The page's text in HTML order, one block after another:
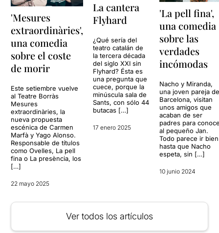
'Mesures
extraordinàries',
una comedia
sobre el coste
de morir
Este setiembre vuelve
al Teatre Borràs
Mesures
extraordinàries, la
nueva propuesta
escénica de Carmen
Marfà y Yago Alonso.
Responsable de títulos
como Ovelles, La pell
fina o La presència, los
[…]
22 mayo 2025
La cantera
Flyhard
¿Qué sería del
teatro catalán de
la tercera década
del siglo XXI sin
Flyhard? Ésta es
una pregunta que
cuece, porque la
minúscula sala de
Sants, con sólo 44
butacas […]
17 enero 2025
'La pell fina',
una comedia
sobre las
verdades
incómodas
Nacho y Miranda,
una joven pareja
Barcelona, visitan
unos amigos que
acaban de ser
padres para
al pequeño Jan.
Todo parece ir bien
hasta que Nacho
espeta, sin […]
10 junio 2024
Ver todos los artículos